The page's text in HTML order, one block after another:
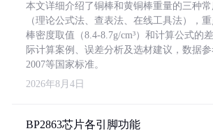
本文详细介绍了铜棒和黄铜棒重量的三种
（理论公式法、查表法、在线工具法），
棒密度取值（8.4-8.7g/cm³）和计算公式的
际计算案例、误差分析及选材建议，数据参
2007等国家标准。
2026年8月4日
BP2863芯片各引脚功能